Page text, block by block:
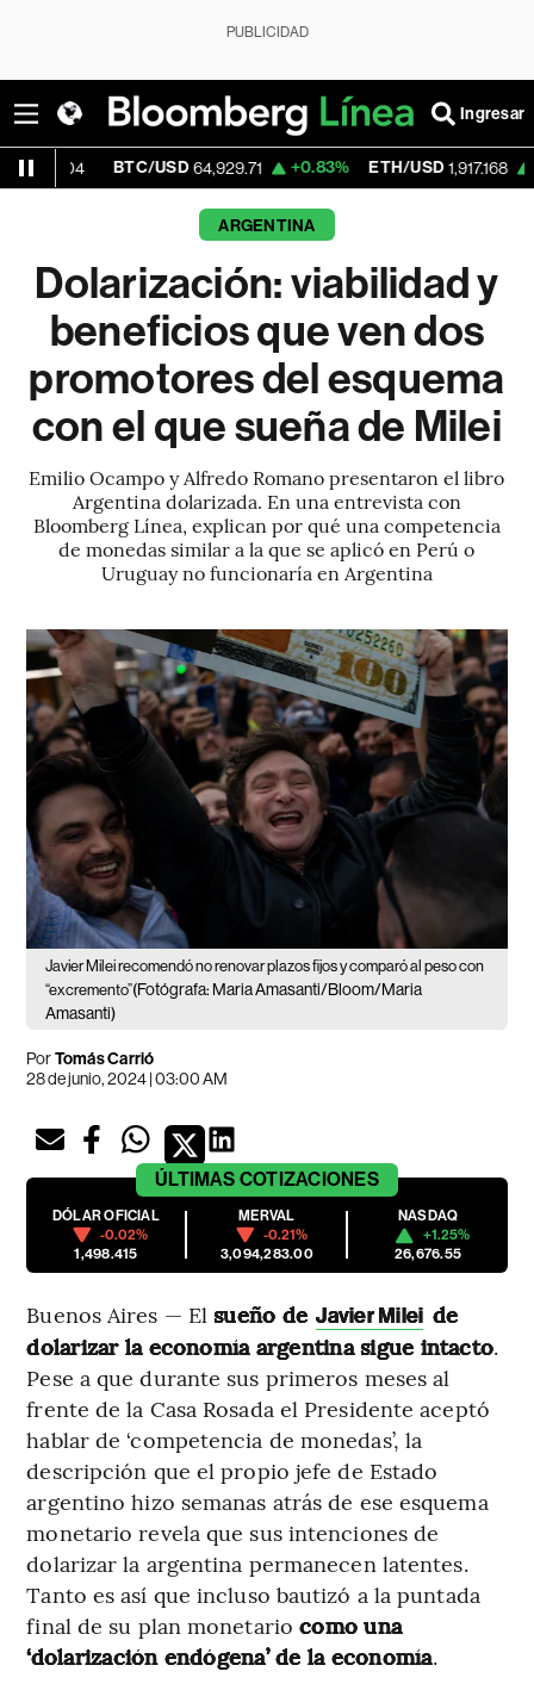
PUBLICIDAD
Ingresar
BTC/USD 64,929.71 +0.83% ETH/USD 1,917.168 +0.59%
ARGENTINA
Dolarización: viabilidad y
beneficios que ven dos
promotores del esquema
con el que sueña de Milei
Emilio Ocampo y Alfredo Romano presentaron el libro
Argentina dolarizada. En una entrevista con
Bloomberg Línea, explican por qué una competencia
de monedas similar a la que se aplicó en Perú o
Uruguay no funcionaría en Argentina
Javier Milei recomendó no renovar plazos fijos y comparó al peso con
“excremento”(Fotógrafa: Maria Amasanti/Bloom/Maria
Amasanti)
PorTomás Carrió
28 de junio, 2024 | 03:00 AM
ÚLTIMAS COTIZACIONES
DÓLAR OFICIAL
-0.02%
1,498.415
MERVAL
-0.21%
3,094,283.00
NASDAQ
+1.25%
26,676.55
Buenos Aires — Elsueño de Javier Milei de
dolarizar la economía argentina sigue intacto.
Pese a que durante sus primeros meses al
frente de la Casa Rosada el Presidente aceptó
hablar de ‘competencia de monedas’, la
descripción que el propio jefe de Estado
argentino hizo semanas atrás de ese esquema
monetario revela que sus intenciones de
dolarizar la argentina permanecen latentes.
Tanto es así que incluso bautizó a la puntada
final de su plan monetariocomo una
‘dolarización endógena’ de la economía.